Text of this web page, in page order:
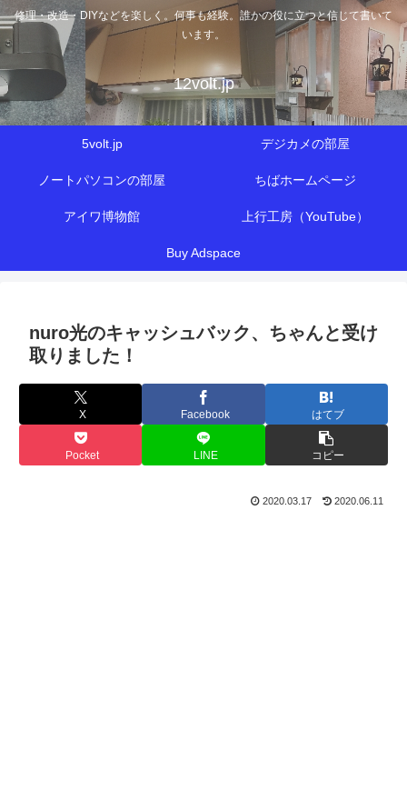
修理・改造・DIYなどを楽しく。何事も経験。誰かの役に立つと信じて書いて
います。
12volt.jp
5volt.jp デジカメの部屋
ノートパソコンの部屋 ちばホームページ
アイワ博物館 上行工房（YouTube）
Buy Adspace
nuro光のキャッシュバック、ちゃんと受け
取りました！
X Facebook はてブ
Pocket LINE コピー
2020.03.17 2020.06.11